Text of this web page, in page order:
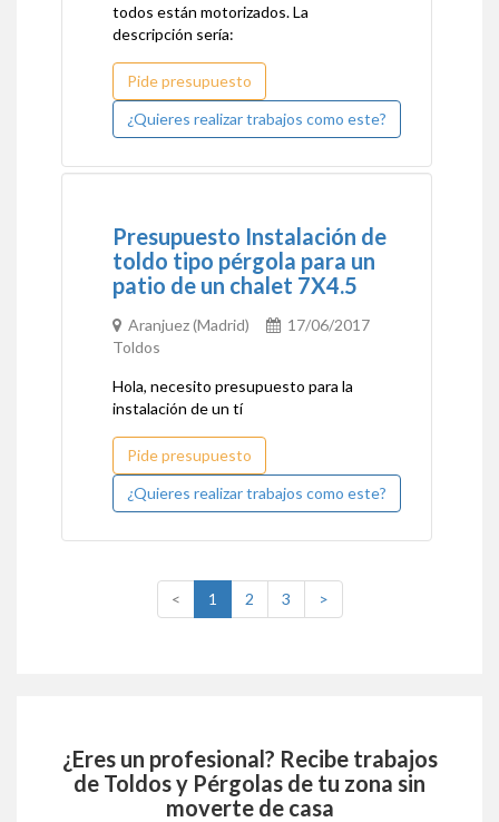
todos están motorizados. La
descripción sería:
Pide presupuesto
¿Quieres realizar trabajos como este?
Presupuesto Instalación de
toldo tipo pérgola para un
patio de un chalet 7X4.5
Aranjuez (Madrid)
17/06/2017
Toldos
Hola, necesito presupuesto para la
instalación de un tí
Pide presupuesto
¿Quieres realizar trabajos como este?
< 1 (current)
2 3 >
¿Eres un profesional? Recibe trabajos
de Toldos y Pérgolas de tu zona sin
moverte de casa